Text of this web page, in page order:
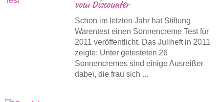
vom Discounter
Schon im letzten Jahr hat Stiftung
Warentest einen Sonnencreme Test für
2011 veröffentlicht. Das Juliheft in 2011
zeigte: Unter getesteten 26
Sonnencremes sind einige Ausreißer
dabei, die frau sich ...